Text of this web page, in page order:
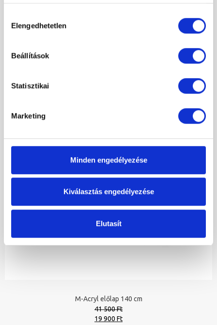
kiválasztása
Elengedhetetlen
Beállítások
Statisztikai
Marketing
Minden engedélyezése
Kiválasztás engedélyezése
Elutasít
M-Acryl előlap 140 cm
41 500 Ft
Original
19 900 FtCurrent